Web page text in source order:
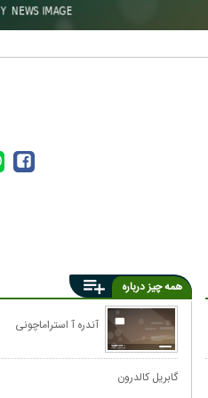
همه چیز درباره
آندره‌ آ استراماچونی
گابریل کالدرون